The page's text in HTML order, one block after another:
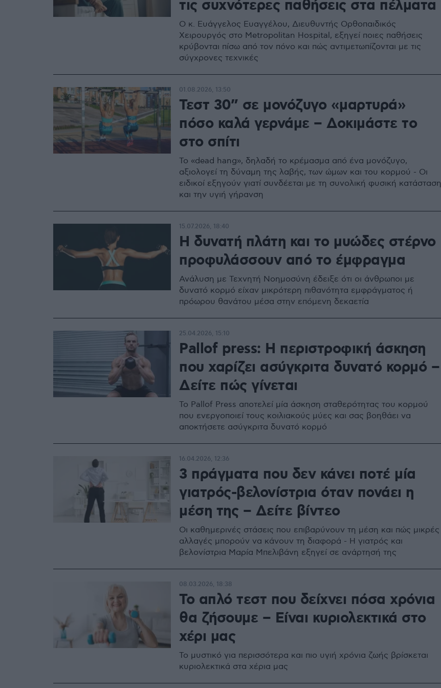
τις συχνότερες παθήσεις στα πέλματα
Ο κ. Ευάγγελος Ευαγγέλου, Διευθυντής Ορθοπαιδικός
Χειρουργός στο Metropolitan Hospital, εξηγεί ποιες παθήσεις
κρύβονται πίσω από τον πόνο και πώς αντιμετωπίζονται με τις
σύγχρονες τεχνικές
Τεστ 30” σε μονόζυγο «μαρτυρά»
πόσο καλά γερνάμε – Δοκιμάστε το
στο σπίτι
Το «dead hang», δηλαδή το κρέμασμα από ένα μονόζυγο,
αξιολογεί τη δύναμη της λαβής, των ώμων και του κορμού - Οι
ειδικοί εξηγούν γιατί συνδέεται με τη συνολική φυσική κατάσταση
και την υγιή γήρανση
01.08.2026, 13:50
Η δυνατή πλάτη και το μυώδες στέρνο
προφυλάσσουν από το έμφραγμα
Ανάλυση με Τεχνητή Νοημοσύνη έδειξε ότι οι άνθρωποι με
δυνατό κορμό είχαν μικρότερη πιθανότητα εμφράγματος ή
πρόωρου θανάτου μέσα στην επόμενη δεκαετία
15.07.2026, 18:40
Pallof press: Η περιστροφική άσκηση
που χαρίζει ασύγκριτα δυνατό κορμό –
Δείτε πώς γίνεται
Το Pallof Press αποτελεί μία άσκηση σταθερότητας του κορμού
που ενεργοποιεί τους κοιλιακούς μύες και σας βοηθάει να
αποκτήσετε ασύγκριτα δυνατό κορμό
25.04.2026, 15:10
3 πράγματα που δεν κάνει ποτέ μία
γιατρός-βελονίστρια όταν πονάει η
μέση της – Δείτε βίντεο
Οι καθημερινές στάσεις που επιβαρύνουν τη μέση και πώς μικρές
αλλαγές μπορούν να κάνουν τη διαφορά - Η γιατρός και
βελονίστρια Μαρία Μπελιβάνη εξηγεί σε ανάρτησή της
16.04.2026, 12:36
Το απλό τεστ που δείχνει πόσα χρόνια
θα ζήσουμε – Είναι κυριολεκτικά στο
χέρι μας
Το μυστικό για περισσότερα και πιο υγιή χρόνια ζωής βρίσκεται
κυριολεκτικά στα χέρια μας
08.03.2026, 18:38